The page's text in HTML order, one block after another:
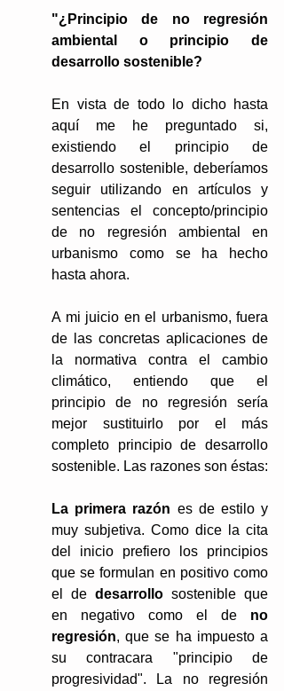
"¿Principio de no regresión
ambiental o principio de
desarrollo sostenible?
En vista de todo lo dicho hasta
aquí me he preguntado si,
existiendo el principio de
desarrollo sostenible, deberíamos
seguir utilizando en artículos y
sentencias el concepto/principio
de no regresión ambiental en
urbanismo como se ha hecho
hasta ahora.
A mi juicio en el urbanismo, fuera
de las concretas aplicaciones de
la normativa contra el cambio
climático, entiendo que el
principio de no regresión sería
mejor sustituirlo por el más
completo principio de desarrollo
sostenible. Las razones son éstas:
La primera razón es de estilo y
muy subjetiva. Como dice la cita
del inicio prefiero los principios
que se formulan en positivo como
el de desarrollo sostenible que
en negativo como el de no
regresión, que se ha impuesto a
su contracara "principio de
progresividad". La no regresión